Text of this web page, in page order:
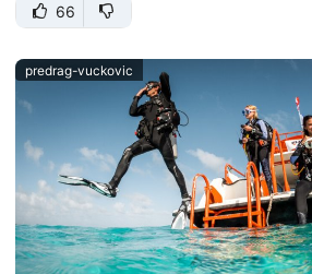
66
predrag-vuckovic